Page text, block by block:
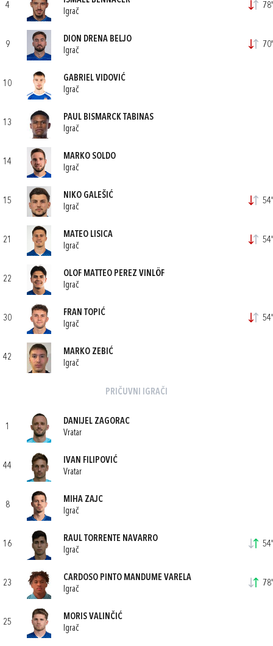
4
Igrač
78'
9
DION DRENA BELJO
Igrač
70'
10
GABRIEL VIDOVIĆ
Igrač
13
PAUL BISMARCK TABINAS
Igrač
14
MARKO SOLDO
Igrač
15
NIKO GALEŠIĆ
Igrač
54'
21
MATEO LISICA
Igrač
54'
22
OLOF MATTEO PEREZ VINLÖF
Igrač
30
FRAN TOPIĆ
Igrač
54'
42
MARKO ZEBIĆ
Igrač
PRIČUVNI IGRAČI
1
DANIJEL ZAGORAC
Vratar
44
IVAN FILIPOVIĆ
Vratar
8
MIHA ZAJC
Igrač
16
RAUL TORRENTE NAVARRO
Igrač
54'
23
CARDOSO PINTO MANDUME VARELA
Igrač
78'
25
MORIS VALINČIĆ
Igrač